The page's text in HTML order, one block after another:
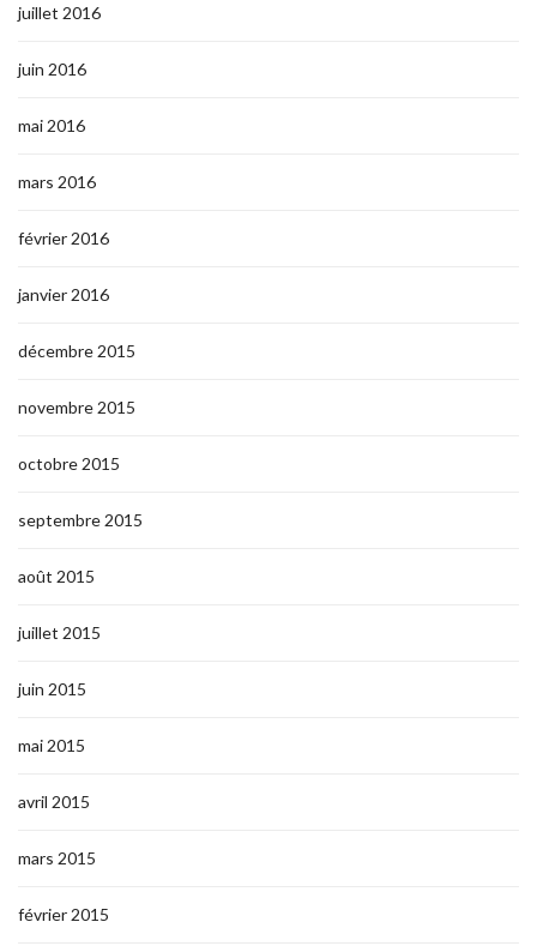
juillet 2016
juin 2016
mai 2016
mars 2016
février 2016
janvier 2016
décembre 2015
novembre 2015
octobre 2015
septembre 2015
août 2015
juillet 2015
juin 2015
mai 2015
avril 2015
mars 2015
février 2015